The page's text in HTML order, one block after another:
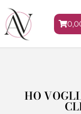
HO